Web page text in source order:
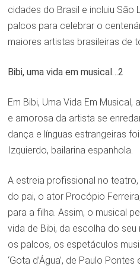
cidades do Brasil e incluiu São
palcos para celebrar o
maiores artistas brasileiras de
Bibi, uma vida em musical…2
Em Bibi, Uma Vida Em
e amorosa da artista se
dança e línguas estrangeiras
Izquierdo, bailarina espanhola.
A estreia profissional no
do pai, o ator Procópio
para a filha. Assim, o musical
vida de Bibi, da escolha do
os palcos, os espetáculos
‘Gota d’Água’, de Paulo